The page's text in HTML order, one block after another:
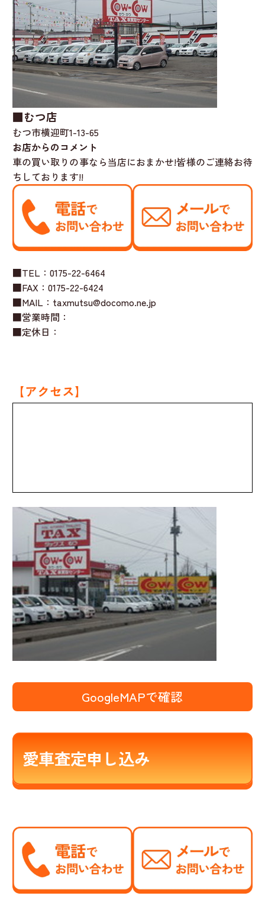
■むつ店
むつ市横迎町1-13-65
お店からのコメント
車の買い取りの事なら当店におまかせ!皆様のご連絡お待
ちしております!!
■TEL：0175-22-6464
■FAX：0175-22-6424
■MAIL：taxmutsu@docomo.ne.jp
■営業時間：
■定休日：
【アクセス】
GoogleMAPで確認
愛車査定申し込み